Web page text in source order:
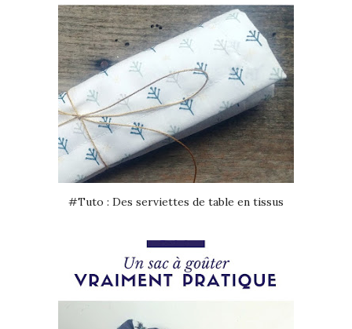
#Tuto : Des serviettes de table en tissus